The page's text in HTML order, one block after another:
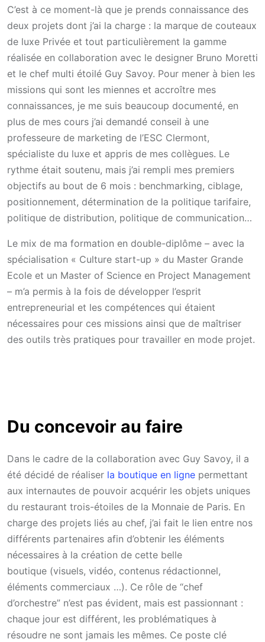
C’est à ce moment-là que je prends connaissance des
deux projets dont j’ai la charge : la marque de couteaux
de luxe Privée et tout particulièrement la gamme
réalisée en collaboration avec le designer Bruno Moretti
et le chef multi étoilé Guy Savoy. Pour mener à bien les
missions qui sont les miennes et accroître mes
connaissances, je me suis beaucoup documenté, en
plus de mes cours j’ai demandé conseil à une
professeure de marketing de l’ESC Clermont,
spécialiste du luxe et appris de mes collègues. Le
rythme était soutenu, mais j’ai rempli mes premiers
objectifs au bout de 6 mois : benchmarking, ciblage,
positionnement, détermination de la politique tarifaire,
politique de distribution, politique de communication…
Le mix de ma formation en double-diplôme – avec la
spécialisation « Culture start-up » du Master Grande
Ecole et un Master of Science en Project Management
– m’a permis à la fois de développer l’esprit
entrepreneurial et les compétences qui étaient
nécessaires pour ces missions ainsi que de maîtriser
des outils très pratiques pour travailler en mode projet.
Du concevoir au faire
Dans le cadre de la collaboration avec Guy Savoy, il a
été décidé de réaliser la boutique en ligne permettant
aux internautes de pouvoir acquérir les objets uniques
du restaurant trois-étoiles de la Monnaie de Paris. En
charge des projets liés au chef, j’ai fait le lien entre nos
différents partenaires afin d’obtenir les éléments
nécessaires à la création de cette belle
boutique (visuels, vidéo, contenus rédactionnel,
éléments commerciaux …). Ce rôle de “chef
d’orchestre” n’est pas évident, mais est passionnant :
chaque jour est différent, les problématiques à
résoudre ne sont jamais les mêmes. Ce poste clé